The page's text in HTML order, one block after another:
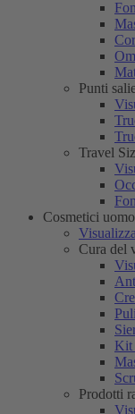
Punti
Travel
Cosmetici uomo
Cura del
Kit
Prodotti